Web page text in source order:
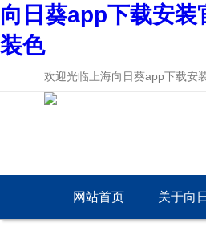
向日葵app下载安
装色
欢迎光临上海向日葵app下载安
网站首页 关于向